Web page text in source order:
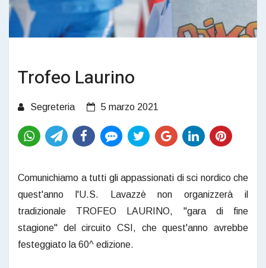
Trofeo Laurino
Segreteria 5 marzo 2021
Comunichiamo a tutti gli appassionati di sci nordico che
quest'anno l'U.S. Lavazzè non organizzerà il
tradizionale TROFEO LAURINO, "gara di fine
stagione" del circuito CSI, che quest'anno avrebbe
festeggiato la 60^ edizione.